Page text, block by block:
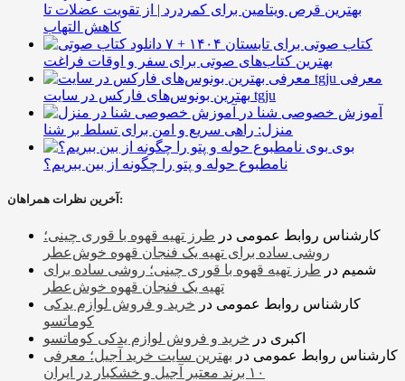
بهترین قرص ویتامین برای کمردرد | از تقویت عضلات تا
کاهش التهاب
۷ کتاب صوتی برای تابستان ۱۴۰۴ +
بهترین کتاب‌های صوتی برای سفر و اوقات فراغت
معرفی
بهترین بونوس‌های فارکس در سایت tgju
آموزش خصوصی شنا در
منزل: راهی سریع و امن برای تسلط بر شنا
بوی
نامطبوع حوله و پتو را چگونه از بین ببریم؟
آخرین نظرات همراهان:
کارشناس روابط عمومی در طرز تهیه قهوه با قوری چینی؛
روشی ساده برای تهیه یک فنجان قهوه خوش‌عطر
شمیم در طرز تهیه قهوه با قوری چینی؛ روشی ساده برای
تهیه یک فنجان قهوه خوش‌عطر
کارشناس روابط عمومی در خرید و فروش لوازم یدکی
کوماتسو
اکبری در خرید و فروش لوازم یدکی کوماتسو
کارشناس روابط عمومی در بهترین سایت خرید آجیل؛ معرفی
۱۰ برند معتبر آجیل و خشکبار در ایران